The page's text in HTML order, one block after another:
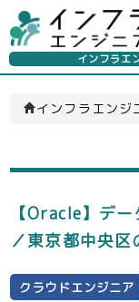
インフラエ
インフラエンジ
【Oracle】デ
／東京都中央区
クラウドエンジニア